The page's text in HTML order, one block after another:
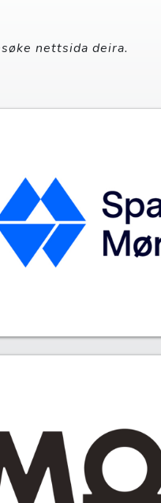
nettsida deira.